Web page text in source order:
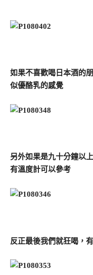
如果不喜歡喝日本酒的
似優酪乳的感覺
另外如果是九十分鐘以
有溫度計可以參考
反正最後我們就狂喝，